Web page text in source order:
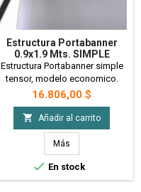
Estructura Portabanner
0.9x1.9 Mts. SIMPLE
Tensor Modelo "ECO"
Metálico
Estructura Portabanner simple
tensor, modelo economico.
Ideal para interiores en donde
no halla demasiado viento.
Totalmente fabricado en hierro
y pintado con pintura Epoxi.
No incluye la lona
Precio
16.806,00 $
 Añadir al carrito
Más
 En stock